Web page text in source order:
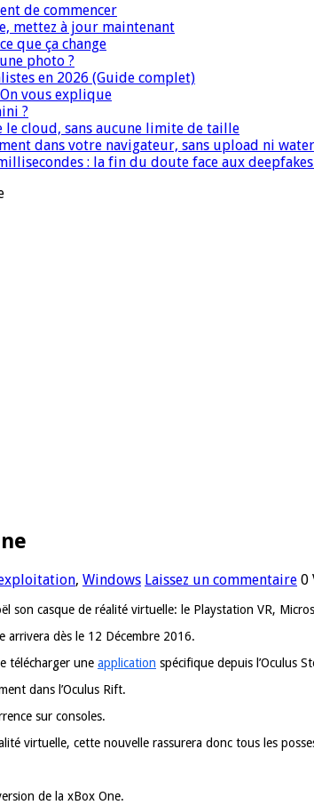
de commencer
mettez à jour maintenant
que ça change
photo ?
en 2026 (Guide complet)
vous explique
?
cloud, sans aucune limite de taille
dans votre navigateur, sans upload ni
: la fin du doute face aux deepfakes
, Windows Laissez un commentaire 0
son casque de réalité virtuelle: le Playstation VR,
arrivera dès le 12 Décembre 2016.
télécharger une application spécifique depuis l’Oculus
dans l’Oculus Rift.
sur consoles.
virtuelle, cette nouvelle rassurera donc tous les
de la xBox One.